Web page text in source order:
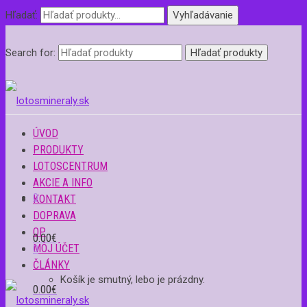
Hľadať: Vyhľadávanie
Search for:
ÚVOD
PRODUKTY
LOTOSCENTRUM
AKCIE A INFO
KONTAKT
DOPRAVA
OP
MÔJ ÚČET
ČLÁNKY
0
0.00€
Košík je smutný, lebo je prázdny.
0
0.00€